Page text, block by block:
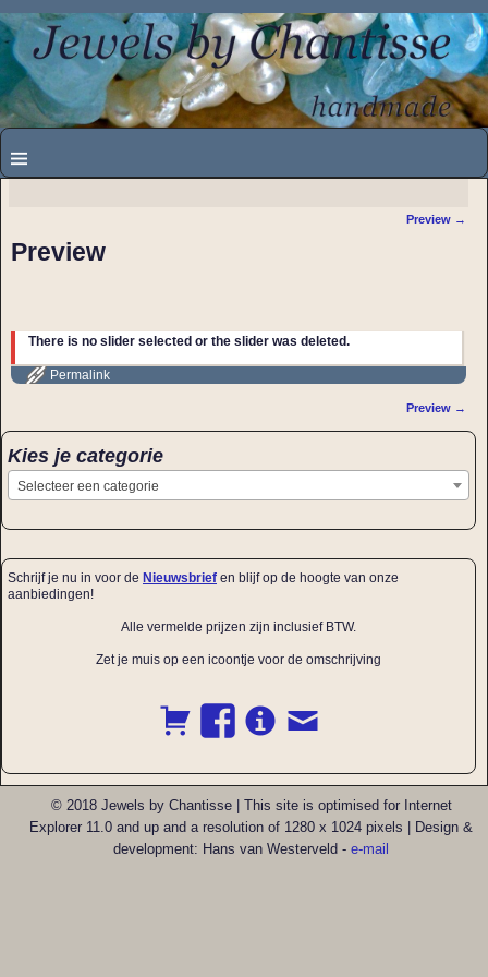
Bericht navigatie
Preview →
Preview
There is no slider selected or the slider was deleted.
Permalink
Bericht navigatie
Preview →
Kies je categorie
Selecteer een categorie
Schrijf je nu in voor de Nieuwsbrief en blijf op de hoogte van onze
aanbiedingen!
Alle vermelde prijzen zijn inclusief BTW.
Zet je muis op een icoontje voor de omschrijving
© 2018 Jewels by Chantisse | This site is optimised for Internet
Explorer 11.0 and up and a resolution of 1280 x 1024 pixels | Design &
development: Hans van Westerveld - e-mail